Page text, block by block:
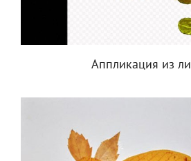
Аппликация из